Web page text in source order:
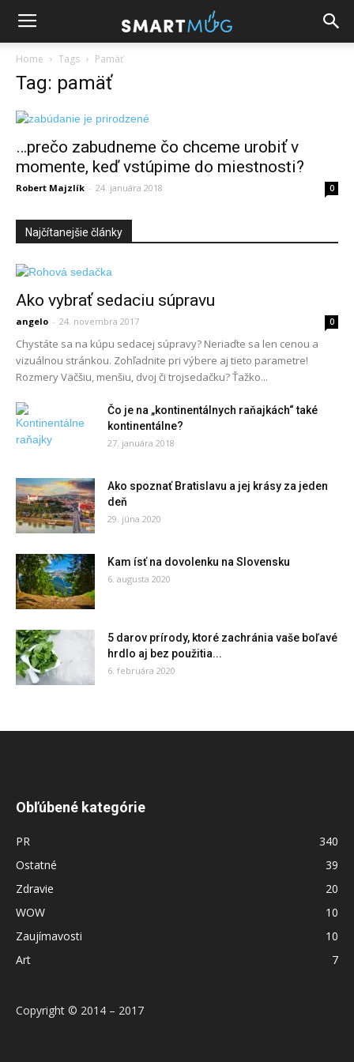
Home Tags Pamäť
Tag: pamäť
…prečo zabudneme čo chceme urobiť v
momente, keď vstúpime do miestnosti?
Robert Majzlík - 24. januára 2018 0
Najčítanejšie články
Ako vybrať sedaciu súpravu
angelo - 24. novembra 2017 0
Chystáte sa na kúpu sedacej súpravy? Neriaďte sa len cenou a
vizuálnou stránkou. Zohľadnite pri výbere aj tieto parametre!
Rozmery Väčšiu, menšiu, dvoj či trojsedačku? Ťažko...
Čo je na „kontinentálnych raňajkách“ také
kontinentálne?
27. januára 2018
Ako spoznať Bratislavu a jej krásy za jeden
deň
29. júna 2020
Kam ísť na dovolenku na Slovensku
6. augusta 2020
5 darov prírody, ktoré zachránia vaše boľavé
hrdlo aj bez použitia...
6. februára 2020
Obľúbené kategórie
PR
340
Ostatné
39
Zdravie
20
WOW
10
Zaujímavosti
10
Art
7
Copyright © 2014 – 2017